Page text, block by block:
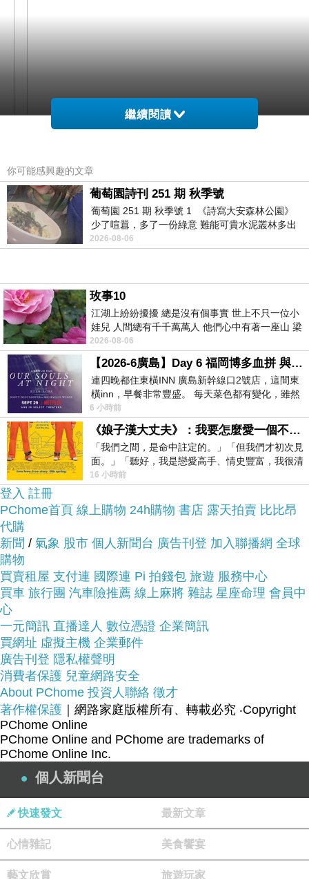
網購經驗10多年的我在想ILG鑽-頂級八心八箭鑽石
耳環-永恆藏心款-ER042 紀念日生日禮物在網路上
而且24小時都能買，上網慢慢挑選，不用等店家開
門也不用看店員臉色，
這麼方便當然選擇在
網路上購買~~
於是我參考了其他網友ILG鑽-頂級八心八箭鑽石耳
環-永恆藏心款-ER042 紀念日生日禮物的推薦開箱
文及心得分享!
襪子眼鏡穿搭配件分享上網找了很多ILG鑽-頂級八
心八箭鑽石耳環-永恆藏心款-ER042 紀念日生日禮
物評論跟比價的結果，還有哪裡買最便宜划算，發
現它真的很不錯!!
流行女裝推薦而且在網路上購買，品質有保障
用擔心買貴!
服務這麼優，當然在網路購物最好啦~~
看看ILG鑽-頂級八心八箭鑽石耳環-永恆藏心款-
ER042 紀念日生日禮物~~
商品網址:
繼續閱讀
你可能感興趣的文章
葡萄園詩刊 251 期 秋季號
葡萄園 251 期 秋季號 1 《詩寫大安森林公園》
少了喧囂，多了一份綠意 難能可貴水泥叢林多出
一
2026-08-06
玫事10
江湖上紛紛擾擾 總是沒有個事實 世上不只一位小
娃兒 人間總有千千萬萬人 他們心中有著一座山 梁
山佛山泰華衡恆嵩 一山之高
2026-08-06
【2026-6廣島】Day 6 福岡博多血拼 與機場接送少年司機深夜對談
連四晚都住東橫INN 廣島新幹線口2號店，這間東
橫inn，早餐非常豐盛。 每天菜色都有變化，雖然
看到工作人員拿出料理包加熱，但
6 小時前
《娘子漢大丈夫》：我要怎麼愛一個不存在的人？
「我們之間，是命中註定的。」「但我們才初次見
面。」「聽好，我是戀愛高手、情史豐富，我很清
楚這種感覺，你我之間的那種感覺，現
16 小時前
登入 註冊
PChome首頁 線上購物 24h購物 書店 露天拍賣 比比昂
代購
新聞 / 氣象 股市 個人新聞台 廣告刊登 加入聯播網 全球
購物
買賣租屋 支付連 國際連 Pi 拍錢包 旅遊 服務中心
買車 旅行團 汽車險推薦 線上麻將 雜誌 星座命理 會員中
心
一元簡訊 直播達人 數位憑證 企業簡訊
買網址 虛擬主機 企業郵件
廣告刊登 隱私權聲明
消費者保護 兒童網路安全
About PChome 投資人聯絡 徵才
著作權保護 ｜網路家庭版權所有、轉載必究 ‧Copyright
PChome Online
PChome Online and PChome are trademarks of
PChome Online Inc.
個人新聞台
快速發文 最新文章
心情雜記 美食饗宴
藝文欣賞 旅遊玩家